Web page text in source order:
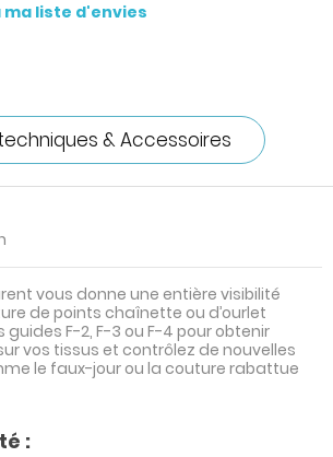
ma liste d'envies
& Accessoires
vous donne une entière visibilité
de points chaînette ou d’ourlet
guides F-2, F-3 ou F-4 pour obtenir
vos tissus et contrôlez de nouvelles
le faux-jour ou la couture rabattue
: